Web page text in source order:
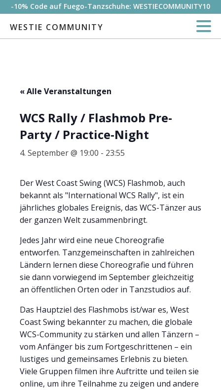
-10% Code auf Fuego-Tanzschuhe: WESTIECOMMUNITY10
WESTIE COMMUNITY
« Alle Veranstaltungen
WCS Rally / Flashmob Pre-
Party / Practice-Night
4. September @ 19:00 - 23:55
Der West Coast Swing (WCS) Flashmob, auch
bekannt als "International WCS Rally", ist ein
jährliches globales Ereignis, das WCS-Tänzer aus
der ganzen Welt zusammenbringt.
Jedes Jahr wird eine neue Choreografie
entworfen. Tanzgemeinschaften in zahlreichen
Ländern lernen diese Choreografie und führen
sie dann vorwiegend im September gleichzeitig
an öffentlichen Orten oder in Tanzstudios auf.
Das Hauptziel des Flashmobs ist/war es, West
Coast Swing bekannter zu machen, die globale
WCS-Community zu stärken und allen Tänzern –
vom Anfänger bis zum Fortgeschrittenen – ein
lustiges und gemeinsames Erlebnis zu bieten.
Viele Gruppen filmen ihre Auftritte und teilen sie
online, um ihre Teilnahme zu zeigen und andere